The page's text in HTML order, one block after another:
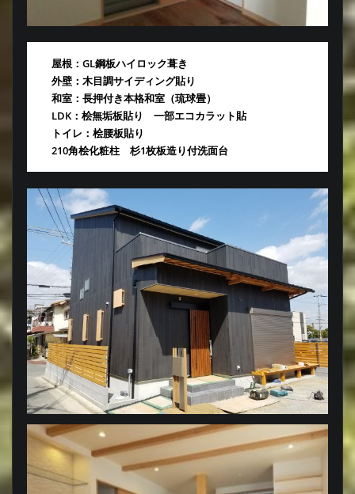
屋根：GL鋼板ハイロック葺き
外壁：木目調サイディング貼り
和室：長押付き本格和室（琉球畳）
LDK：桧無垢板貼り 一部エコカラット貼
トイレ：桧腰板貼り
210角桧化粧柱 杉1枚板造り付洗面台